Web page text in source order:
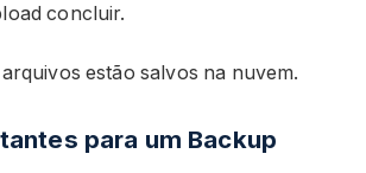
concluir.
estão salvos na nuvem.
para um Backup